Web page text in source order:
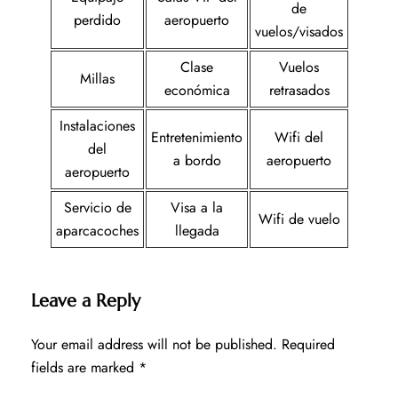
perdido
aeropuerto
de
vuelos/visados
Millas
Clase
económica
Vuelos
retrasados
Instalaciones
del
aeropuerto
Entretenimiento
a bordo
Wifi del
aeropuerto
Servicio de
aparcacoches
Visa a la
llegada
Wifi de vuelo
Leave a Reply
Your email address will not be published. Required
fields are marked *